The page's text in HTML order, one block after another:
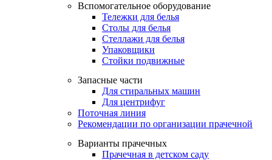
Вспомогательное оборудование
Тележки для белья
Столы для белья
Стеллажи для белья
Упаковщики
Стойки подвижные
Запасные части
Для стиральных машин
Для центрифуг
Поточная линия
Рекомендации по организации прачечной
Варианты прачечных
Прачечная в детском саду